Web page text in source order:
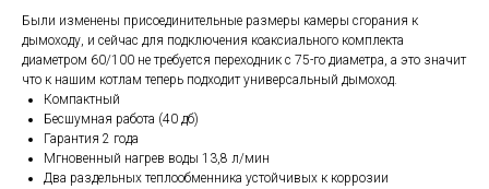
Были изменены присоединительные размеры камеры сгорания к
дымоходу, и сейчас для подключения коаксиального комплекта
диаметром 60/100 не требуется переходник с 75-го диаметра, а это значит
что к нашим котлам теперь подходит универсальный дымоход.
Компактный
Бесшумная работа (40 дб)
Гарантия 2 года
Мгновенный нагрев воды 13,8 л/мин
Два раздельных теплообменника устойчивых к коррозии